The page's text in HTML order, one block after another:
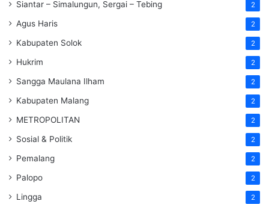
Siantar – Simalungun, Sergai – Tebing 2
Agus Haris 2
Kabupaten Solok 2
Hukrim 2
Sangga Maulana Ilham 2
Kabupaten Malang 2
METROPOLITAN 2
Sosial & Politik 2
Pemalang 2
Palopo 2
Lingga 2